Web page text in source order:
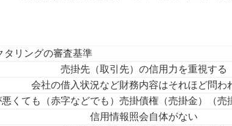
タリングの審査基準
売掛先（取引先）の信用力を重視する
会社の借入状況など財務内容はそれほど問わ
くても（赤字などでも）売掛債権（売掛金）（売
信用情報照会自体がない